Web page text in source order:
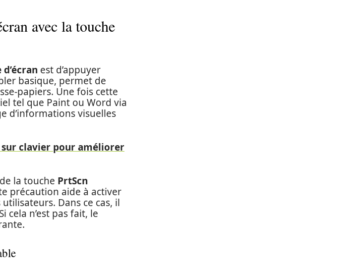
avec la touche
est d’appuyer
basique, permet de
papiers. Une fois cette
tel que Paint ou Word via
d’informations visuelles
clavier pour améliorer
la touche PrtScn
précaution aide à activer
Dans ce cas, il
cela n’est pas fait, le